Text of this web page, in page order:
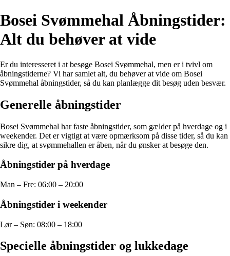
Bosei Svømmehal Åbningstider:
Alt du behøver at vide
Er du interesseret i at besøge Bosei Svømmehal, men er i tvivl om
åbningstiderne? Vi har samlet alt, du behøver at vide om Bosei
Svømmehal åbningstider, så du kan planlægge dit besøg uden besvær.
Generelle åbningstider
Bosei Svømmehal har faste åbningstider, som gælder på hverdage og i
weekender. Det er vigtigt at være opmærksom på disse tider, så du kan
sikre dig, at svømmehallen er åben, når du ønsker at besøge den.
Åbningstider på hverdage
Man – Fre: 06:00 – 20:00
Åbningstider i weekender
Lør – Søn: 08:00 – 18:00
Specielle åbningstider og lukkedage